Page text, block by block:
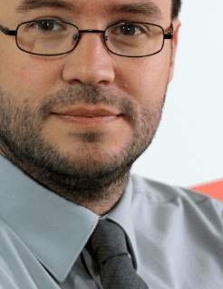
VIH : la fin du
tous les jours se
elle enfin ?
Pourquoi votre ventre
gâche-t-il les premiers
jours de vos vacances ?